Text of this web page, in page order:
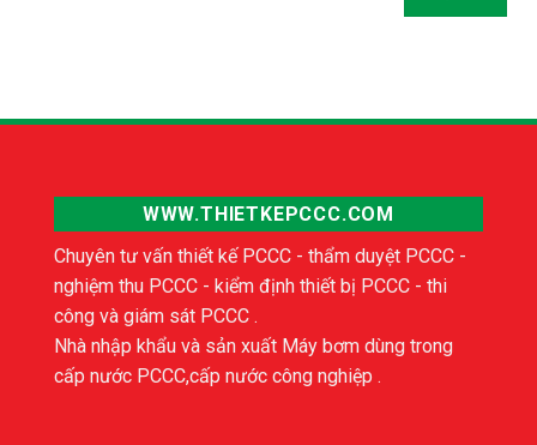
WWW.THIETKEPCCC.COM
Chuyên tư vấn thiết kế PCCC - thẩm duyệt PCCC -
nghiệm thu PCCC - kiểm định thiết bị PCCC - thi
công và giám sát PCCC .
Nhà nhập khẩu và sản xuất Máy bơm dùng trong
cấp nước PCCC,cấp nước công nghiệp .